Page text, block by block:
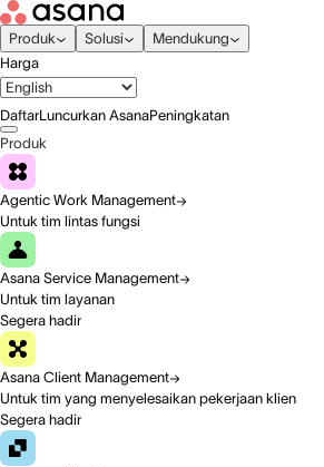
Produk Solusi
Mendukung
Harga
DaftarLuncurkan AsanaPeningkatan
Produk
Agentic Work Management
Untuk tim lintas fungsi
Asana Service Management
Untuk tim layanan
Segera hadir
Asana Client Management
Untuk tim yang menyelesaikan pekerjaan klien
Segera hadir